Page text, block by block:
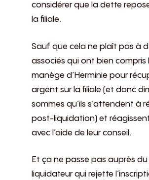
considérer que la dette
la filiale.
Sauf que cela ne plaît pas à
associés qui ont bien compris
manège d’Herminie pour
argent sur la filiale (et donc
sommes qu’ils s’attendent à
post-liquidation) et
avec l’aide de leur conseil.
Et ça ne passe pas auprès du
liquidateur qui rejette